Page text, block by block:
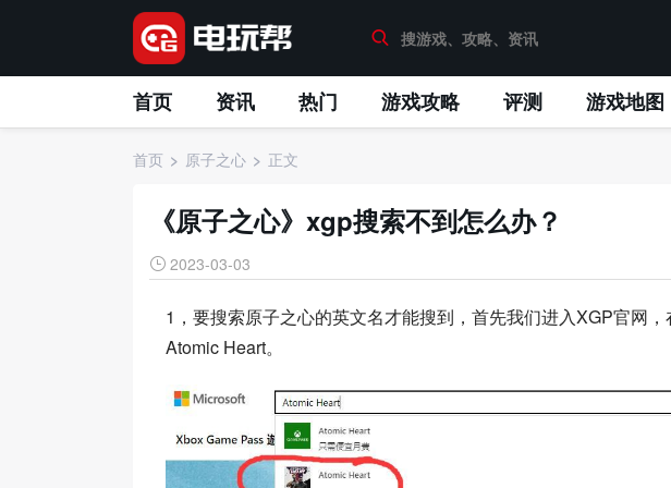
首页 资讯 热门 游戏攻略 评测 游戏地图
首页 原子之心 正文
《原子之心》xgp搜索不到怎么办？
2023-03-03
1，要搜索原子之心的英文名才能搜到，首先我们进入XGP官网
Atomic Heart。